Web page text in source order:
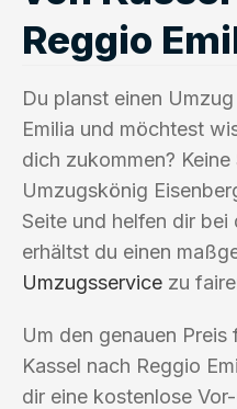
Reggio
Du planst einen
Emilia und möchtest
dich zukommen?
Umzugskönig
Seite und helfen dir
erhältst du einen
Umzugsservice zu
Um den genauen
Kassel nach Reggio
dir eine kostenlose